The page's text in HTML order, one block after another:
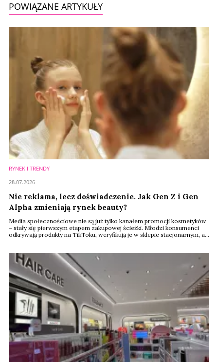
POWIĄZANE ARTYKUŁY
RYNEK I TRENDY
Nie reklama, lecz doświadczenie. Jak Gen Z i Gen
Alpha zmieniają rynek beauty?
Media społecznościowe nie są już tylko kanałem promocji kosmetyków
– stały się pierwszym etapem zakupowej ścieżki. Młodzi konsumenci
odkrywają produkty na TikToku, weryfikują je w sklepie stacjonarnym, a
najbliższych latach wyznaczał kierunek rozwoju całego rynku.
28.07.2026